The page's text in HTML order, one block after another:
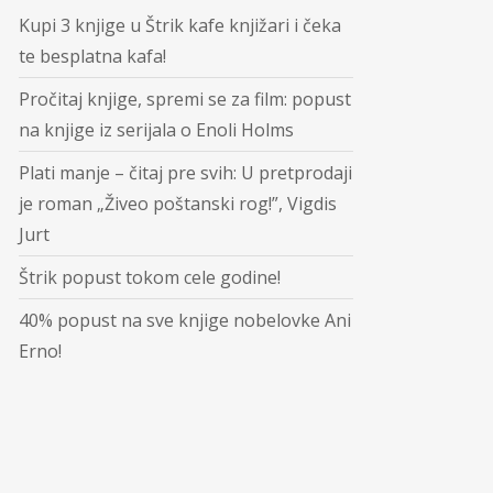
Kupi 3 knjige u Štrik kafe knjižari i čeka
te besplatna kafa!
Pročitaj knjige, spremi se za film: popust
na knjige iz serijala o Enoli Holms
Plati manje – čitaj pre svih: U pretprodaji
je roman „Živeo poštanski rog!”, Vigdis
Jurt
Štrik popust tokom cele godine!
40% popust na sve knjige nobelovke Ani
Erno!